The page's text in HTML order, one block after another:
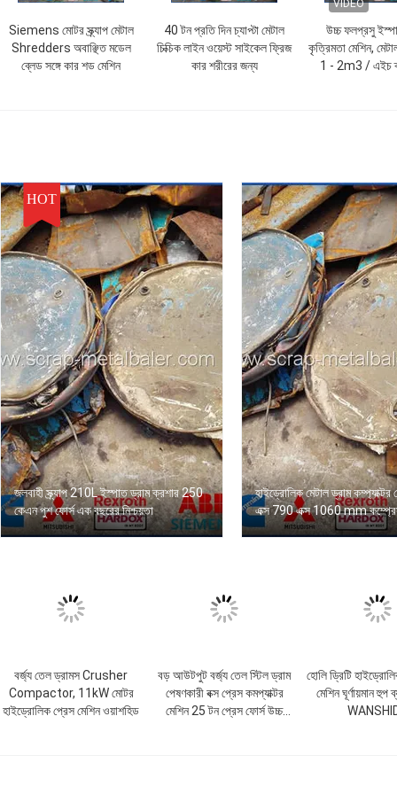
Siemens মোটর স্ক্র্যাপ মেটাল
Shredders অবাঞ্ছিত মডেল
ব্লেড সঙ্গে কার শড মেশিন
40 টন প্রতি দিন চ্যাপ্টা মেটাল
চিক্চিক লাইন ওয়েস্ট সাইকেল ফ্রিজ
কার শরীরের জন্য
VIDEO
উচ্চ ফলপ্রসু
কৃত্রিমতা মেশিন,
1 - 2m3 / এইচ
HOT
জলবাহী স্ক্র্যাপ 210L ইস্পাত ড্রাম ক্রশার 250
কেএন পুশ ফোর্স এক বছরের নিশ্চয়তা
হাইড্রোলিক মেটাল ড্রাম
এক্স 790 এক্স 1060 mm
বর্জ্য তেল ড্রামস Crusher
Compactor, 11kW মোটর
হাইড্রোলিক প্রেস মেশিন ওয়াশহিড
বড় আউটপুট বর্জ্য তেল স্টিল ড্রাম
পেষণকারী বক্স প্রেস কমপ্যাক্টর
মেশিন 25 টন প্রেস ফোর্স উচ্চ
হোলি ড্রিটি
মেশিন ঘূর্ণায়মান হুপ